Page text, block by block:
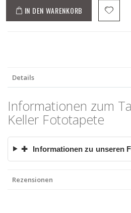
IN DEN WARENKORB
Details
Informationen zum
Keller Fototapete
✚ Informationen zu unseren
Rezensionen